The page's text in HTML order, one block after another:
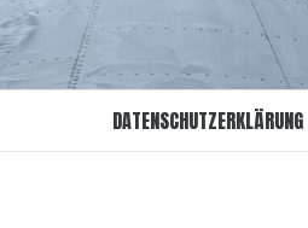
DATENSCHUTZERKLÄRUNG